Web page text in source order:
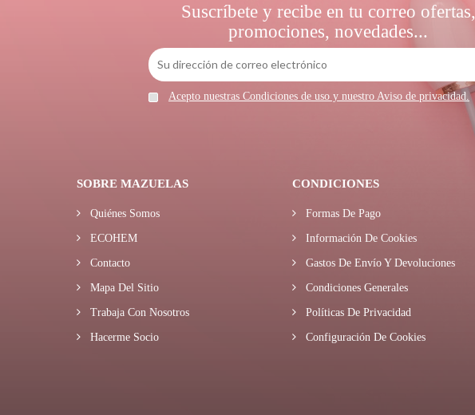
Suscríbete y recibe en tu correo ofertas,
promociones, novedades...
Acepto nuestras Condiciones de uso y nuestro Aviso de privacidad.
SOBRE MAZUELAS
Quiénes Somos
ECOHEM
Contacto
Mapa Del Sitio
Trabaja Con Nosotros
Hacerme Socio
CONDICIONES
Formas De Pago
Información De Cookies
Gastos De Envío Y Devoluciones
Condiciones Generales
Políticas De Privacidad
Configuración De Cookies